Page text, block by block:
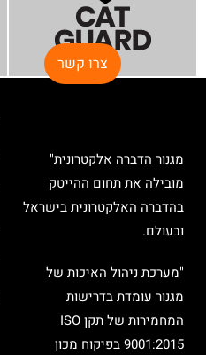
צרו קשר
מגנור הדברה אלקטרונית"
מובילה את תחום ההייטק
בהדברה האלקטרונית בישראל
ובעולם.
"מערכת ניהול האיכות של
מגנור עומדת בדרישות
המחמירות של תקן ISO
9001:2015 בפיקוח מכון